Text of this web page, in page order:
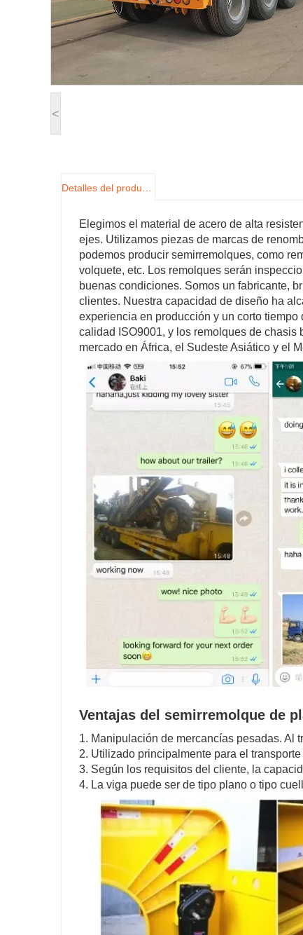
<
Elegimos el material de acero de alta
ejes. Utilizamos piezas de marcas de
podemos producir semirremolques, como
volquete, etc. Los remolques serán
buenas condiciones. Somos un fabricante,
clientes. Nuestra capacidad de diseño ha
experiencia en producción y un corto
calidad ISO9001, y los remolques de
mercado en África, el Sudeste Asiático y el
Ventajas del semirremolque de
1. Manipulación de mercancías pesadas. Al
2. Utilizado principalmente para el
3. Según los requisitos del cliente, la
4. La viga puede ser de tipo plano o tipo